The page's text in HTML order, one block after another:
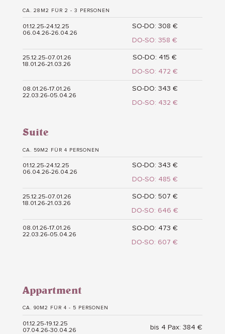
CA. 28M2 FÜR 2 - 3 PERSONEN
01.12.25-24.12.25
06.04.26-26.04.26
SO-DO: 308 €
DO-SO: 358 €
25.12.25-07.01.26
18.01.26-21.03.26
SO-DO: 415 €
DO-SO: 472 €
08.01.26-17.01.26
22.03.26-05.04.26
SO-DO: 343 €
DO-SO: 432 €
Suite
CA. 59M2 FÜR 4 PERSONEN
01.12.25-24.12.25
06.04.26-26.04.26
SO-DO: 343 €
DO-SO: 485 €
25.12.25-07.01.26
18.01.26-21.03.26
SO-DO: 507 €
DO-SO: 646 €
08.01.26-17.01.26
22.03.26-05.04.26
SO-DO: 473 €
DO-SO: 607 €
Appartment
CA. 90M2 FÜR 4 - 5 PERSONEN
01.12.25-19.12.25
07.04.26-30.04.26
bis 4 Pax: 384 €